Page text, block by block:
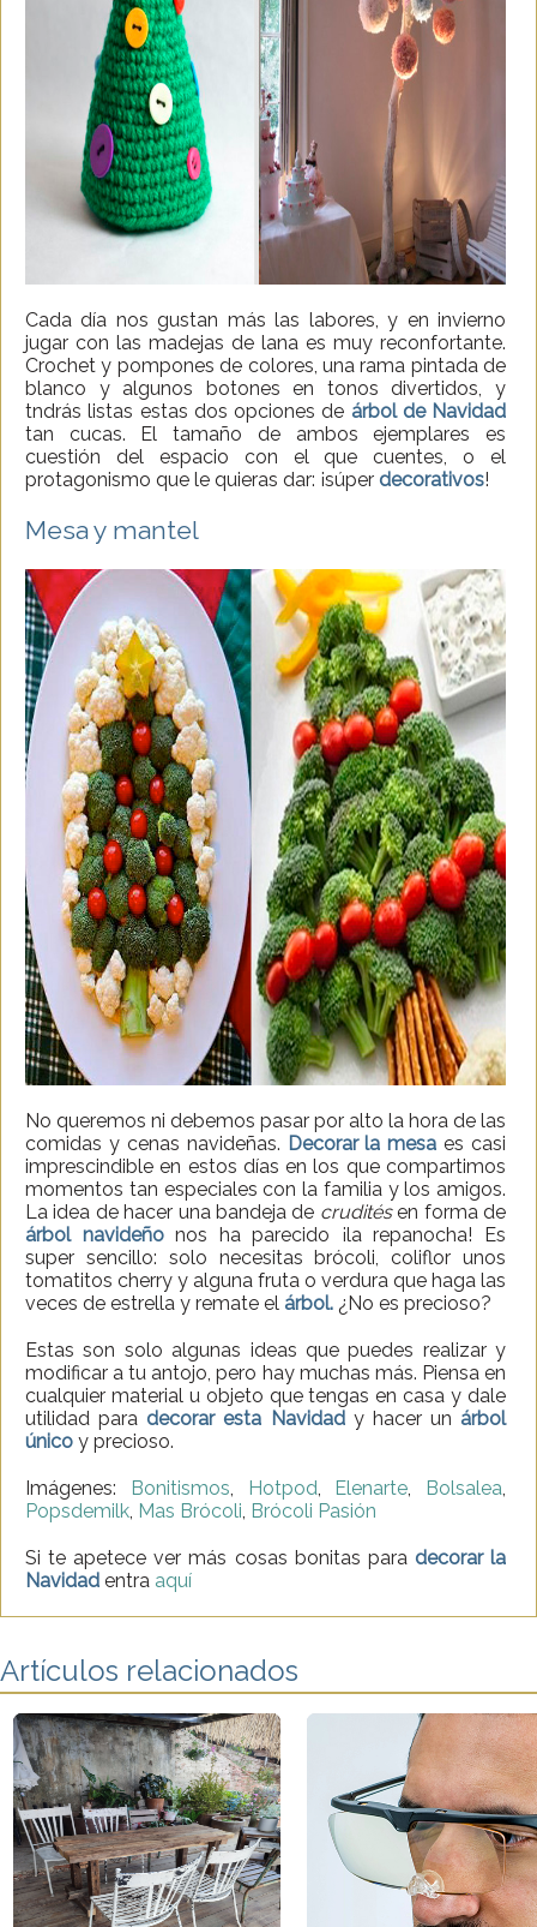
Cada día nos gustan más las labores, y en invierno
jugar con las madejas de lana es muy reconfortante.
Crochet y pompones de colores, una rama pintada de
blanco y algunos botones en tonos divertidos, y
tndrás listas estas dos opciones de árbol de Navidad
tan cucas. El tamaño de ambos ejemplares es
cuestión del espacio con el que cuentes, o el
protagonismo que le quieras dar: ¡súper decorativos!
Mesa y mantel
No queremos ni debemos pasar por alto la hora de las
comidas y cenas navideñas. Decorar la mesa es casi
imprescindible en estos días en los que compartimos
momentos tan especiales con la familia y los amigos.
La idea de hacer una bandeja de cruditésen forma de
árbol navideñonos ha parecido ¡la repanocha! Es
super sencillo: solo necesitas brócoli, coliflor unos
tomatitos cherry y alguna fruta o verdura que haga las
veces de estrella y remate el árbol. ¿No es precioso?
Estas son solo algunas ideas que puedes realizar y
modificar a tu antojo, pero hay muchas más. Piensa en
cualquier material u objeto que tengas en casa y dale
utilidad para decorar esta Navidad y hacer un árbol
único y precioso.
Imágenes: Bonitismos, Hotpod, Elenarte, Bolsalea,
Popsdemilk, Mas Brócoli, Brócoli Pasión
Si te apetece ver más cosas bonitas para decorar la
Navidad entra aquí
Artículos relacionados